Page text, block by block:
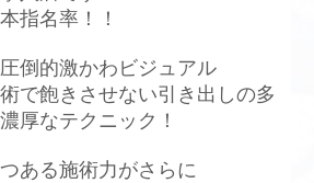
指名率！！
倒的激かわビジュアル
で飽きさせない引き出しの多
厚なテクニック！
ある施術力がさらに